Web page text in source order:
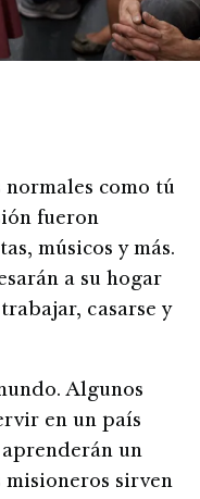
normales como tú
fueron
músicos y más.
a su hogar
casarse y
Algunos
en un país
un
misioneros sirven